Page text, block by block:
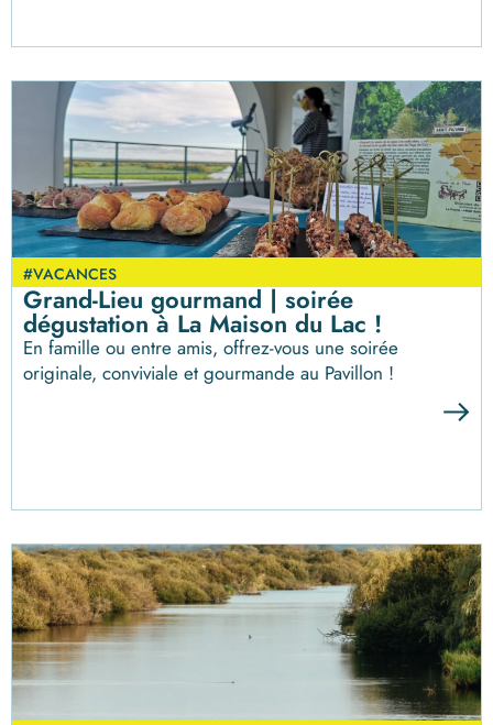
#VACANCES
Grand-Lieu gourmand | soirée
dégustation à La Maison du Lac !
En famille ou entre amis, offrez-vous une soirée
originale, conviviale et gourmande au Pavillon !